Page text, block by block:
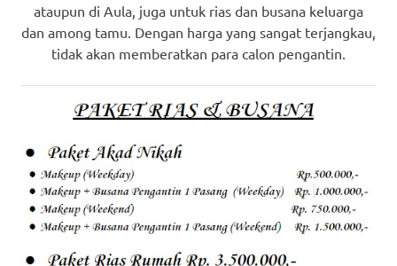
replica
watches.
click
watches.
Get
the
facts
ataupun di Aula, juga untuk rias dan busana keluarga
dan among tamu. Dengan harga yang sangat terjangkau,
tidak akan memberatkan para calon pengantin.